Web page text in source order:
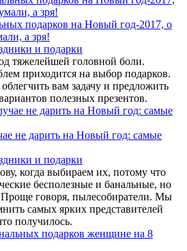
подарков на Новый год-2017, о
а зря!
и подарки
тяжелейшей головной боли.
приходится на выбор подарков.
вам задачу и предложить
полезных презентов.
не дарить на Новый год: самые
и подарки
когда выбираем их, потому что
бесполезные и банальные, но
Проще говоря, пылесобиратели. Мы
самых ярких представителей
получилось.